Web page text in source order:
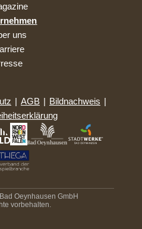
uns
| AGB | Bildnachweis |
Oeynhausen GmbH
vorbehalten.